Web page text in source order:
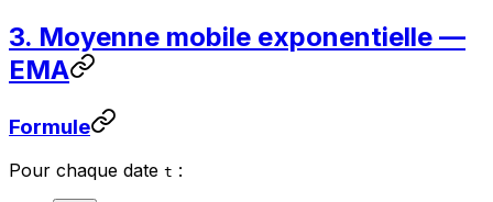
3. Moyenne mobile exponentielle —
EMA
Formule
Pour chaque date t :